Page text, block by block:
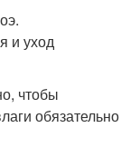
чтобы
обязательно